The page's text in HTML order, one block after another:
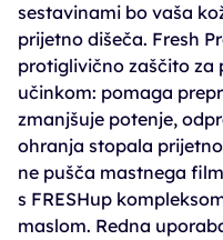
sestavinami bo vaša
prijetno dišeča. Fresh
protiglivično zaščito za
učinkom: pomaga
zmanjšuje potenje,
ohranja stopala
ne pušča mastnega
s FRESHup
maslom. Redna